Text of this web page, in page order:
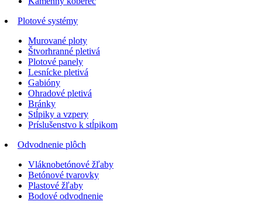
Plotové systémy
Murované ploty
Štvorhranné pletivá
Plotové panely
Lesnícke pletivá
Gabióny
Ohradové pletivá
Bránky
Stĺpiky a vzpery
Príslušenstvo k stĺpikom
Odvodnenie plôch
Vláknobetónové žľaby
Betónové tvarovky
Plastové žľaby
Bodové odvodnenie